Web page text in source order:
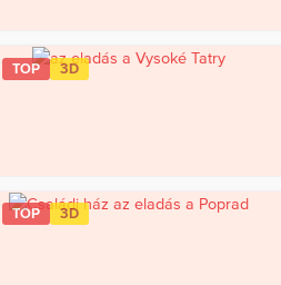
TOP 3D
TOP 3D